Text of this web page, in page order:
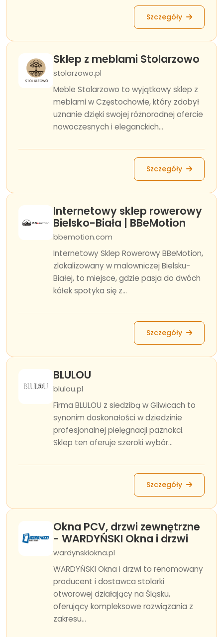
Szczegóły
Sklep z meblami Stolarzowo
stolarzowo.pl
Meble Stolarzowo to wyjątkowy sklep z
meblami w Częstochowie, który zdobył
uznanie dzięki swojej różnorodnej ofercie
nowoczesnych i eleganckich...
Szczegóły
Internetowy sklep rowerowy
Bielsko-Biała | BBeMotion
bbemotion.com
Internetowy Sklep Rowerowy BBeMotion,
zlokalizowany w malowniczej Bielsku-
Białej, to miejsce, gdzie pasja do dwóch
kółek spotyka się z...
Szczegóły
BLULOU
blulou.pl
Firma BLULOU z siedzibą w Gliwicach to
synonim doskonałości w dziedzinie
profesjonalnej pielęgnacji paznokci.
Sklep ten oferuje szeroki wybór...
Szczegóły
Okna PCV, drzwi zewnętrzne
- WARDYŃSKI Okna i drzwi
wardynskiokna.pl
WARDYŃSKI Okna i drzwi to renomowany
producent i dostawca stolarki
otworowej działający na Śląsku,
oferujący kompleksowe rozwiązania z
zakresu...